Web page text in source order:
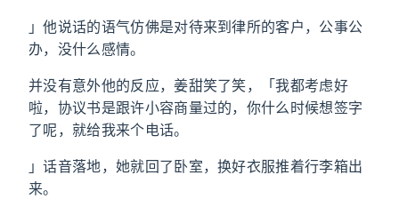
」他说话的语气仿佛是对待来到律所的客户，公事公
办，没什么感情。
并没有意外他的反应，姜甜笑了笑，「我都考虑好
啦，协议书是跟许小容商量过的，你什么时候想签字
了呢，就给我来个电话。
」话音落地，她就回了卧室，换好衣服推着行李箱出
来。